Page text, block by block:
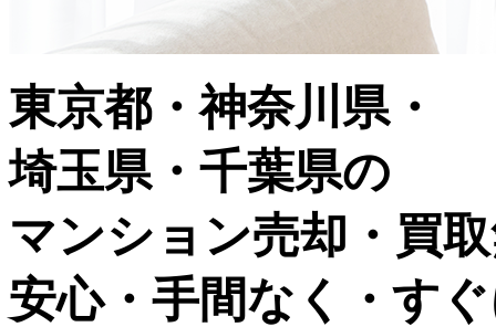
東京都・神奈川県・
埼玉県・千葉県の
マンション売却・買
安心・手間なく・す